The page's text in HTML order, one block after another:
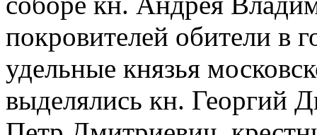
покровителей обители в
удельные князья
выделялись кн. Георгий